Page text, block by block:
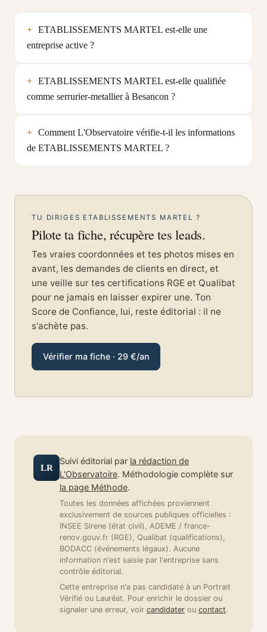
ETABLISSEMENTS MARTEL est-elle une
entreprise active ?
ETABLISSEMENTS MARTEL est-elle qualifiée
comme serrurier-metallier à Besancon ?
Comment L'Observatoire vérifie-t-il les informations
de ETABLISSEMENTS MARTEL ?
TU DIRIGES ETABLISSEMENTS MARTEL ?
Pilote ta fiche, récupère tes leads.
Tes vraies coordonnées et tes photos mises en
avant, les demandes de clients en direct, et
une veille sur tes certifications RGE et Qualibat
pour ne jamais en laisser expirer une. Ton
Score de Confiance, lui, reste éditorial : il ne
s'achète pas.
Vérifier ma fiche · 29 €/an
LR
Suivi éditorial par la rédaction de
L'Observatoire. Méthodologie complète sur
la page Méthode.
Toutes les données affichées proviennent
exclusivement de sources publiques officielles :
INSEE Sirene (état civil), ADEME / france-
renov.gouv.fr (RGE), Qualibat (qualifications),
BODACC (événements légaux). Aucune
information n'est saisie par l'entreprise sans
contrôle éditorial.
Cette entreprise n'a pas candidaté à un Portrait
Vérifié ou Lauréat. Pour enrichir le dossier ou
signaler une erreur, voir candidater ou contact.